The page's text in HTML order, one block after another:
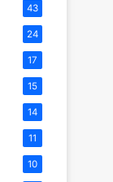
43
24
17
15
14
11
10